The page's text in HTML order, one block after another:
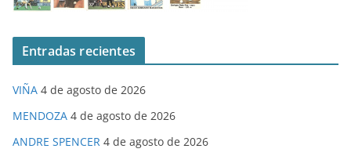
Entradas recientes
VIÑA 4 de agosto de 2026
MENDOZA 4 de agosto de 2026
ANDRE SPENCER 4 de agosto de 2026